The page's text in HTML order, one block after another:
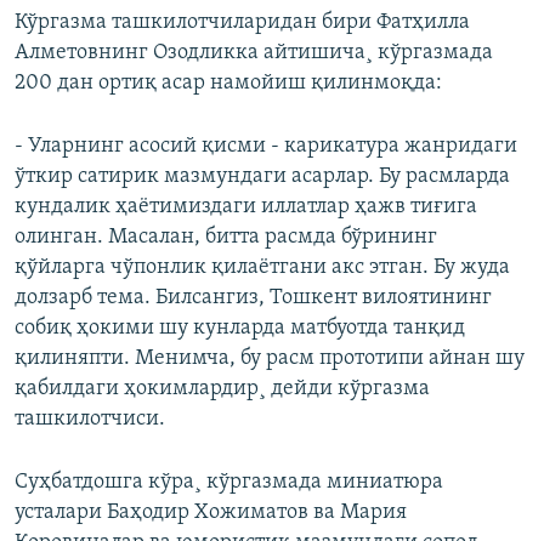
Кўргазма ташкилотчиларидан бири Фатҳилла
Алметовнинг Озодликка айтишича¸ кўргазмада
200 дан ортиқ асар намойиш қилинмоқда:
- Уларнинг асосий қисми - карикатура жанридаги
ўткир сатирик мазмундаги асарлар. Бу расмларда
кундалик ҳаëтимиздаги иллатлар ҳажв тиғига
олинган. Масалан, битта расмда бўрининг
қўйларга чўпонлик қилаëтгани акс этган. Бу жуда
долзарб тема. Билсангиз, Тошкент вилоятининг
собиқ ҳокими шу кунларда матбуотда танқид
қилиняпти. Менимча, бу расм прототипи айнан шу
қабилдаги ҳокимлардир¸ дейди кўргазма
ташкилотчиси.
Суҳбатдошга кўра¸ кўргазмада миниатюра
усталари Баҳодир Хожиматов ва Мария